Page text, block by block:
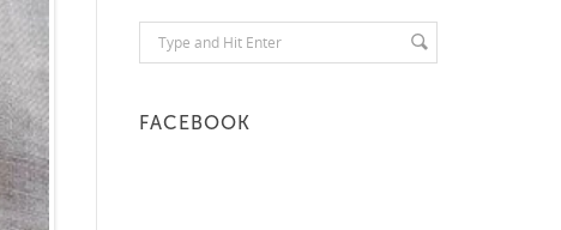
FACEBOOK